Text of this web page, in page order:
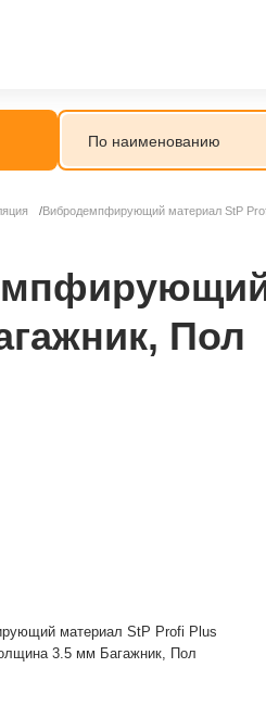
Вибродемпфирующий материал StP
Пол